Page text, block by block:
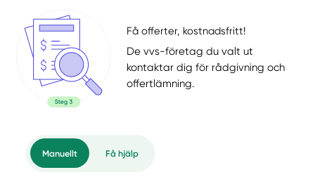
Få offerter, kostnadsfritt!
De vvs-företag du valt ut
kontaktar dig för rådgivning och
offertlämning.